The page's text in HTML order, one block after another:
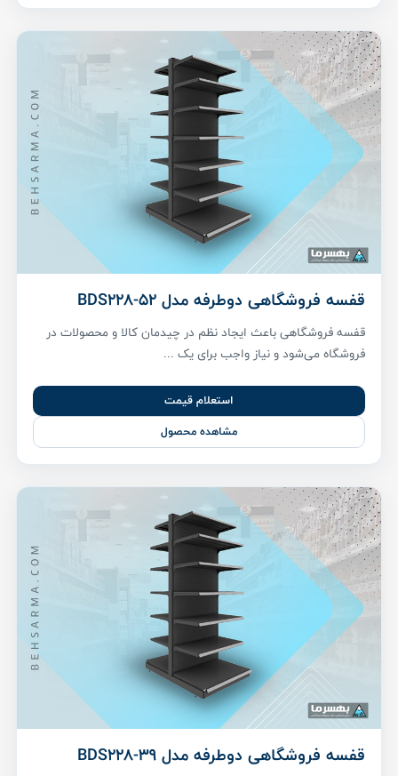
قفسه فروشگاهی دوطرفه مدل BDS228-52
قفسه فروشگاهی باعث ایجاد نظم در چیدمان کالا و محصولات در
فروشگاه می‌شود و نیاز واجب برای یک ...
استعلام قیمت
مشاهده محصول
قفسه فروشگاهی دوطرفه مدل BDS228-39